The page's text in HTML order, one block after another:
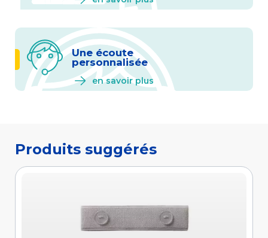
Une écoute
personnalisée
en savoir plus